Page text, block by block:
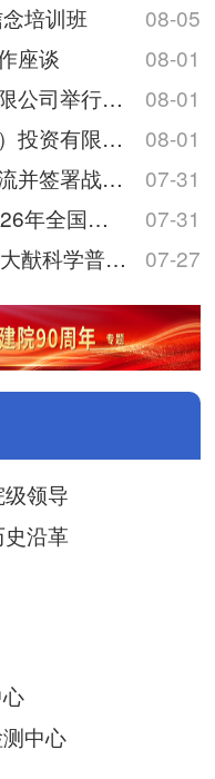
培训班
08-05
座谈
08-01
我院与黄河古贤水利枢纽有限公司举行工作座谈
08-01
我院赴南水北调水网（郑州）投资有限公司调研交流
08-01
我院与河北省水利厅座谈交流并签署战略合作框架协议
07-31
南京水利科学研究院举办2026年全国优秀大学生夏令营
07-31
《湖泊中国》荣获第13届吴大猷科学普及著作奖
07-27
级领导
史沿革
中心